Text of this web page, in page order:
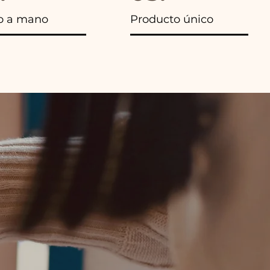
a mano Producto único